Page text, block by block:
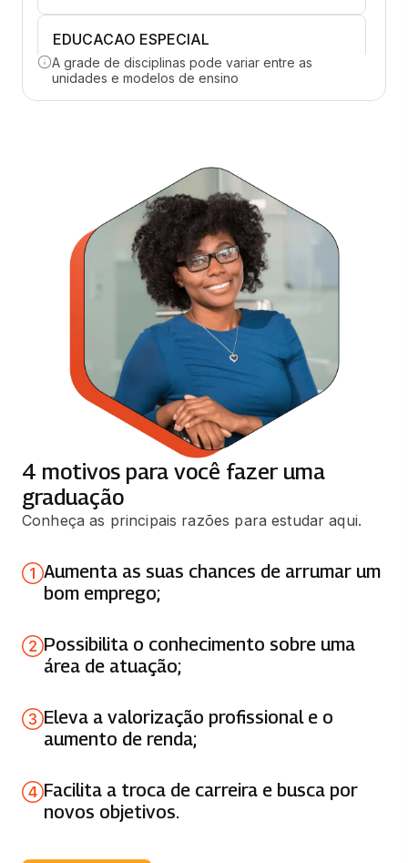
EDUCACAO ESPECIAL
66 horas
MODELAGEM DE PROCESSOS
NORMAS E CERTIFICAÇÕES DA
PENSAMENTO COMPUTACIONAL
66 horas
FERRAMENTAS DA QUALIDADE
GERENCIAMENTO DE PROJETOS
66 horas
GESTÃO INTEGRADA DE OPERAÇÕES
66 horas
ORGANIZAÇÃO E QUALIDADE NA
EMPRESA
RESPONSABILIDADE SOCIAL E
66 horas
A grade de disciplinas pode variar entre as
unidades e modelos de ensino
4 motivos para você fazer uma
graduação
Conheça as principais razões para estudar aqui.
Aumenta as suas chances de arrumar um
bom emprego;
Possibilita o conhecimento sobre uma
área de atuação;
Eleva a valorização profissional e o
aumento de renda;
Facilita a troca de carreira e busca por
novos objetivos.